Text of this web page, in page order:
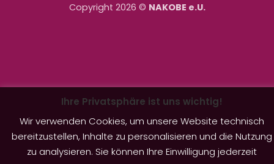
Copyright 2026 © NAKOBE e.U.
Ihre Privatsphäre ist uns wichtig!
Wir verwenden Cookies, um unsere Website technisch
bereitzustellen, Inhalte zu personalisieren und die Nutzung
zu analysieren. Sie können Ihre Einwilligung jederzeit